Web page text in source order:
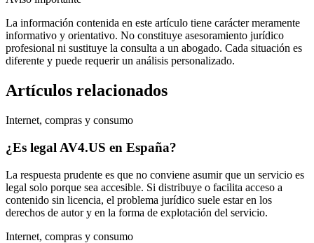
La información contenida en este artículo tiene carácter meramente
informativo y orientativo. No constituye asesoramiento jurídico
profesional ni sustituye la consulta a un abogado. Cada situación es
diferente y puede requerir un análisis personalizado.
Artículos relacionados
Internet, compras y consumo
¿Es legal AV4.US en España?
La respuesta prudente es que no conviene asumir que un servicio es
legal solo porque sea accesible. Si distribuye o facilita acceso a
contenido sin licencia, el problema jurídico suele estar en los
derechos de autor y en la forma de explotación del servicio.
Internet, compras y consumo